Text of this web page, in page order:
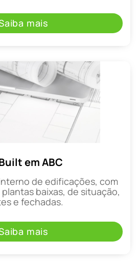
mais
em ABC
de edificações, com
baixas, de situação,
e fechadas.
mais